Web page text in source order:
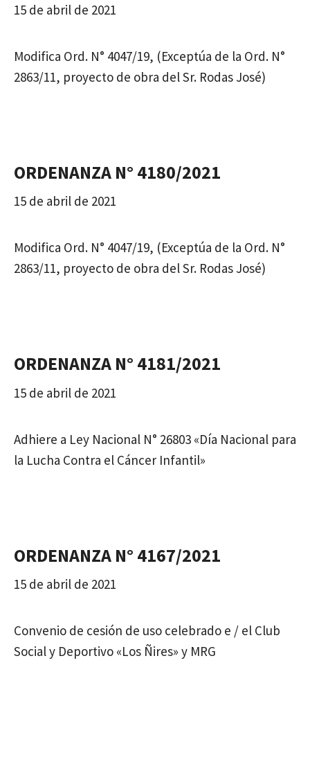
15 de abril de 2021
Modifica Ord. N° 4047/19, (Exceptúa de la Ord. N°
2863/11, proyecto de obra del Sr. Rodas José)
ORDENANZA N° 4180/2021
15 de abril de 2021
Modifica Ord. N° 4047/19, (Exceptúa de la Ord. N°
2863/11, proyecto de obra del Sr. Rodas José)
ORDENANZA N° 4181/2021
15 de abril de 2021
Adhiere a Ley Nacional N° 26803 «Día Nacional para
la Lucha Contra el Cáncer Infantil»
ORDENANZA N° 4167/2021
15 de abril de 2021
Convenio de cesión de uso celebrado e / el Club
Social y Deportivo «Los Ñires» y MRG